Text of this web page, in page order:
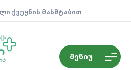
ქვეყნის მასშტაბით
მენიუ